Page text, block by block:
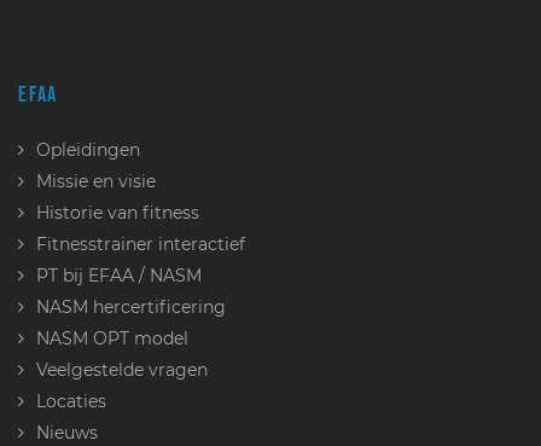
EFAA
Opleidingen
Missie en visie
Historie van fitness
Fitnesstrainer interactief
PT bij EFAA / NASM
NASM hercertificering
NASM OPT model
Veelgestelde vragen
Locaties
Nieuws